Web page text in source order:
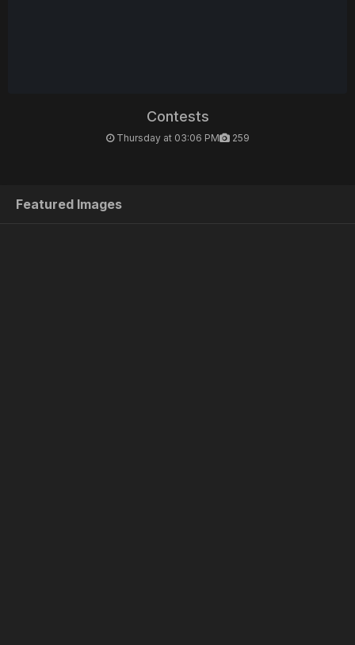
Contests
Thursday at 03:06 PM 259
Featured Images